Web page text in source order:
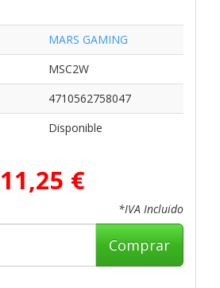
MARS GAMING
MSC2W
4710562758047
Disponible
11,25 €
*IVA Incluido
Comprar